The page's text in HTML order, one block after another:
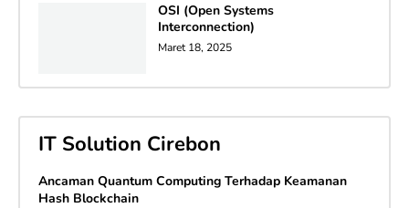
OSI (Open Systems
Interconnection)
Maret 18, 2025
IT Solution Cirebon
Ancaman Quantum Computing Terhadap Keamanan
Hash Blockchain